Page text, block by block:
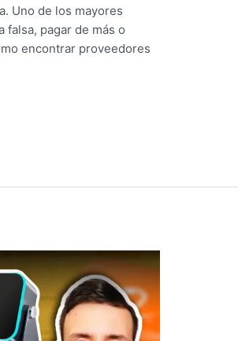
Uno de los mayores
pagar de más o
encontrar proveedores